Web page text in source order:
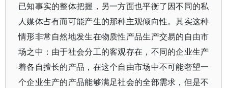
已知事实的整体把握，另一方面也平衡了因不同的私
人媒体占有而可能产生的那种主观倾向性。其实这种
情形非常自然地发生在物质性产品生产交易的自由市
场之中：由于社会分工的客观存在，不同的企业生产
着各自擅长的产品，在这个自由市场中不可能奢望一
个企业生产的产品能够满足社会的全部需求，但是不